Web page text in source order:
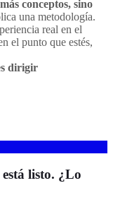
conceptos, sino
una metodología.
real en el
el punto que estés,
dirigir
listo. ¿Lo